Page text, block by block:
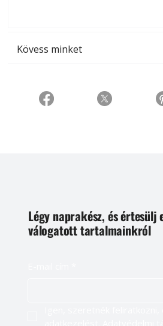
Kövess minket
Légy naprakész, és értesülj
válogatott tartalmainkról